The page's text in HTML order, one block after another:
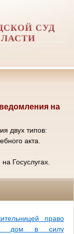
СУД
на
двух типов:
акта.
Госуслугах.
право
дом в силу